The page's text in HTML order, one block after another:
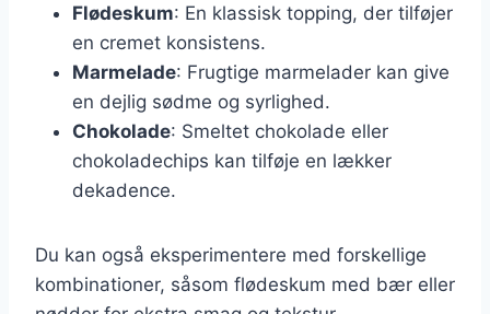
Flødeskum: En klassisk topping, der tilføjer
en cremet konsistens.
Marmelade: Frugtige marmelader kan give
en dejlig sødme og syrlighed.
Chokolade: Smeltet chokolade eller
chokoladechips kan tilføje en lækker
dekadence.
Du kan også eksperimentere med forskellige
kombinationer, såsom flødeskum med bær eller